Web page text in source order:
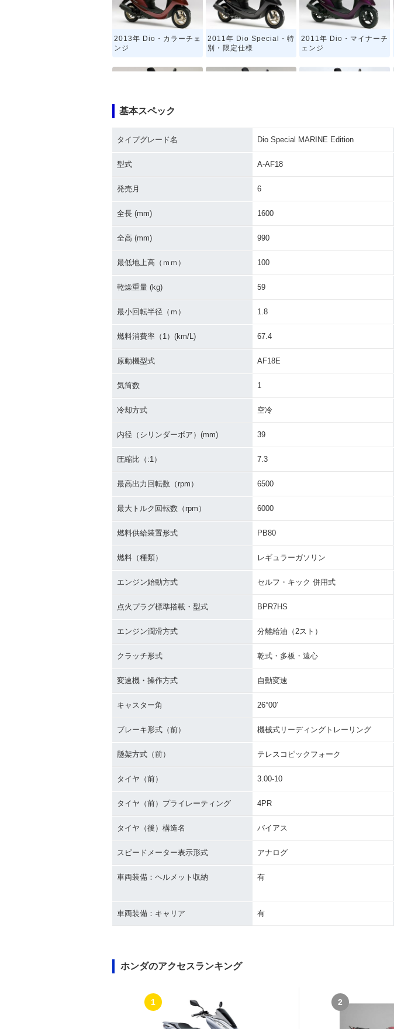
2013年 Dio・カラーチェ
ンジ
2011年 Dio Special・特
別・限定仕様
2011年 Dio・マイナーチ
ェンジ
2008年 Dio・マイナーチ
2006年 Dio・カラーチェ
2004年 Dio Special Col
HNIC Edition・特別・限
定仕様
RINE Edition・特別・限
1988年 Dio・新登場
基本スペック
タイプグレード名 Dio Special MARINE Edition
型式 A-AF18
発売月 6
全長 (mm) 1600
全高 (mm) 990
最低地上高（ｍｍ） 100
乾燥重量 (kg) 59
最小回転半径（ｍ） 1.8
燃料消費率（1）(km/L) 67.4
原動機型式 AF18E
気筒数 1
冷却方式 空冷
内径（シリンダーボア）(mm) 39
圧縮比（:1） 7.3
最高出力回転数（rpm） 6500
最大トルク回転数（rpm） 6000
燃料供給装置形式 PB80
燃料（種類） レギュラーガソリン
エンジン始動方式 セルフ・キック 併用式
点火プラグ標準搭載・型式 BPR7HS
エンジン潤滑方式 分離給油（2スト）
クラッチ形式 乾式・多板・遠心
変速機・操作方式 自動変速
キャスター角 26°00′
ブレーキ形式（前） 機械式リーディングトレーリング
懸架方式（前） テレスコピックフォーク
タイヤ（前） 3.00-10
タイヤ（前）プライレーティング 4PR
タイヤ（後）構造名 バイアス
スピードメーター表示形式 アナログ
車両装備：ヘルメット収納 有
車両装備：キャリア 有
ホンダのアクセスランキング
1 2